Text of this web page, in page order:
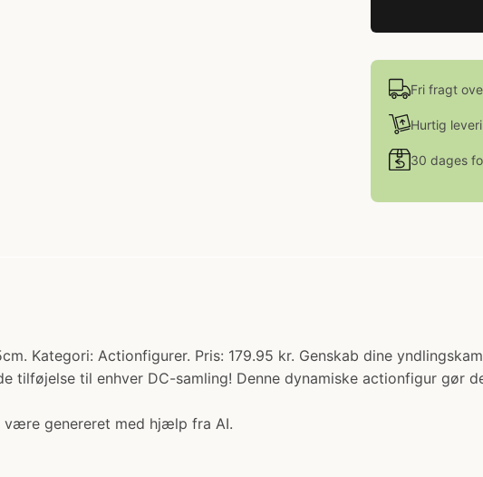
Fri fragt
Hurtig
30 dages
Kategori: Actionfigurer. Pris: 179.95 kr. Genskab dine
tilføjelse til enhver DC-samling! Denne dynamiske actionfigur gør
være genereret med hjælp fra AI.